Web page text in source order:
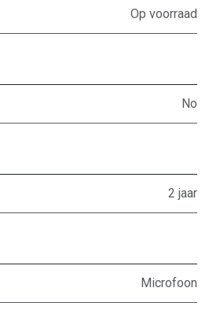
Op voorraad
No
2 jaar
Microfoon